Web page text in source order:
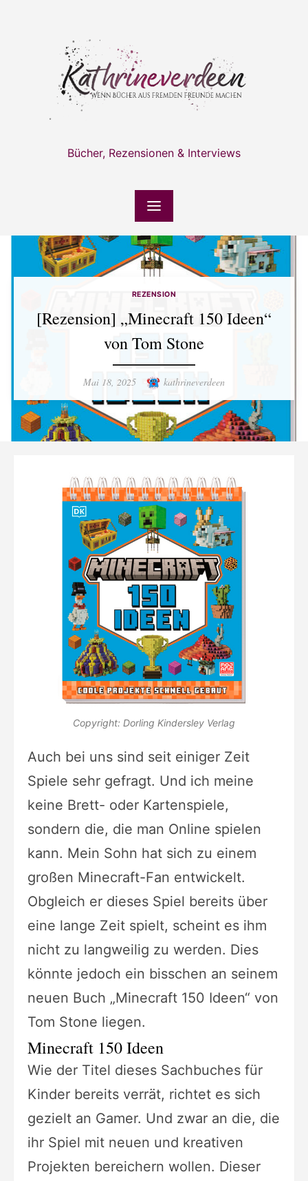
Bücher, Rezensionen & Interviews
REZENSION
[Rezension] „Minecraft 150 Ideen“
von Tom Stone
Posted
Mai 18, 2025 Author
kathrineverdeen
Copyright: Dorling Kindersley Verlag
Auch bei uns sind seit einiger Zeit
Spiele sehr gefragt. Und ich meine
keine Brett- oder Kartenspiele,
sondern die, die man Online spielen
kann. Mein Sohn hat sich zu einem
großen Minecraft-Fan entwickelt.
Obgleich er dieses Spiel bereits über
eine lange Zeit spielt, scheint es ihm
nicht zu langweilig zu werden. Dies
könnte jedoch ein bisschen an seinem
neuen Buch „Minecraft 150 Ideen“ von
Tom Stone liegen.
Minecraft 150 Ideen
Wie der Titel dieses Sachbuches für
Kinder bereits verrät, richtet es sich
gezielt an Gamer. Und zwar an die, die
ihr Spiel mit neuen und kreativen
Projekten bereichern wollen. Dieser